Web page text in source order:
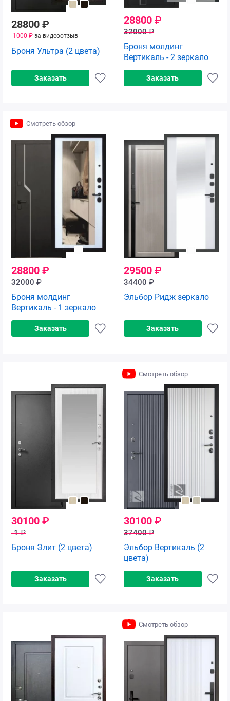
28800 ₽
-1000 ₽ за видеоотзыв
Броня Ультра (2 цвета)
Заказать
28800 ₽
32000₽
Броня молдинг
Вертикаль - 2 зеркало
Заказать
Смотреть обзор
28800 ₽
32000₽
Броня молдинг
Вертикаль - 1 зеркало
Заказать
29500 ₽
34400₽
Эльбор Ридж зеркало
Заказать
30100 ₽
-1₽
Броня Элит (2 цвета)
Заказать
Смотреть обзор
30100 ₽
37400₽
Эльбор Вертикаль (2
цвета)
Заказать
Смотреть обзор